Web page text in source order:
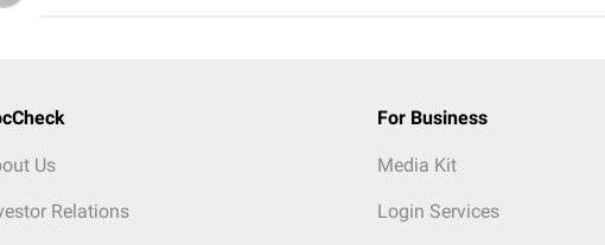
Us
Relations
For Business
Media Kit
Login Services